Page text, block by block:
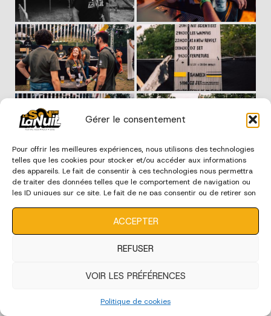
Gérer le consentement
Pour offrir les meilleures expériences, nous utilisons des technologies
telles que les cookies pour stocker et/ou accéder aux informations
des appareils. Le fait de consentir à ces technologies nous permettra
de traiter des données telles que le comportement de navigation ou
les ID uniques sur ce site. Le fait de ne pas consentir ou de retirer son
ACCEPTER
REFUSER
VOIR LES PRÉFÉRENCES
Politique de cookies